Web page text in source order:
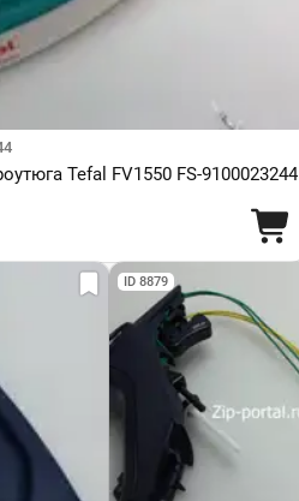
Tefal FV1550 FS-9100023244
ID 8879